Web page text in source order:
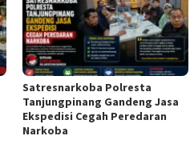
Satresnarkoba Polresta
Tanjungpinang Gandeng Jasa
Ekspedisi Cegah Peredaran
Narkoba